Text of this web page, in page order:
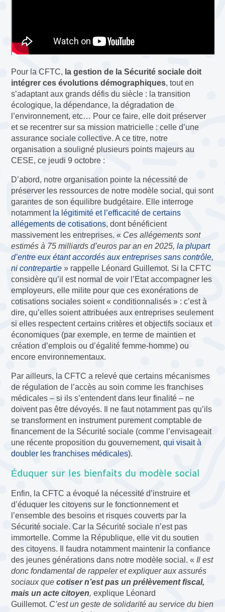
Pour la CFTC, la gestion de la Sécurité sociale doit
intégrer ces évolutions démographiques, tout en
s’adaptant aux grands défis du siècle : la transition
écologique, la dépendance, la dégradation de
l’environnement, etc… Pour ce faire, elle doit préserver
et se recentrer sur sa mission matricielle : celle d’une
assurance sociale collective. A ce titre, notre
organisation a souligné plusieurs points majeurs au
CESE, ce jeudi 9 octobre :
D’abord, notre organisation pointe la nécessité de
préserver les ressources de notre modèle social, qui sont
garantes de son équilibre budgétaire. Elle interroge
notamment la légitimité et l’efficacité de certains
allégements de cotisations, dont bénéficient
massivement les entreprises. « Ces allégements sont
estimés à 75 milliards d’euros par an en 2025,la plupart
d’entre eux étant accordés aux entreprises sans contrôle,
ni contrepartie » rappelle Léonard Guillemot. Si la CFTC
considère qu’il est normal de voir l’Etat accompagner les
employeurs, elle milite pour que ces exonérations de
cotisations sociales soient « conditionnalisés » : c’est à
dire, qu’elles soient attribuées aux entreprises seulement
si elles respectent certains critères et objectifs sociaux et
économiques (par exemple, en terme de maintien et
création d’emplois ou d’égalité femme-homme) ou
encore environnementaux.
Par ailleurs, la CFTC a relevé que certains mécanismes
de régulation de l’accès au soin comme les franchises
médicales – si ils s’entendent dans leur finalité – ne
doivent pas être dévoyés. Il ne faut notamment pas qu’ils
se transforment en instrument purement comptable de
financement de la Sécurité sociale (comme l’envisageait
une récente proposition du gouvernement,qui visait à
doubler les franchises médicales).
Éduquer sur les bienfaits du modèle social
Enfin, la CFTC a évoqué la nécessité d’instruire et
d’éduquer les citoyens sur le fonctionnement et
l’ensemble des besoins et risques couverts par la
Sécurité sociale. Car la Sécurité sociale n’est pas
immortelle. Comme la République, elle vit du soutien
des citoyens. Il faudra notamment maintenir la confiance
des jeunes générations dans notre modèle social. « Il est
donc fondamental de rappeler et expliquer aux assurés
sociaux que cotiser n’est pas un prélèvement fiscal,
mais un acte citoyen, explique Léonard
Guillemot. C’est un geste de solidarité au service du bien